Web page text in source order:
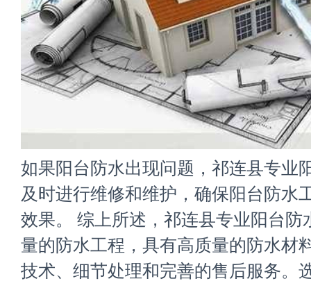
如果阳台防水出现问题，祁连县专业
及时进行维修和维护，确保阳台防水
效果。 综上所述，祁连县专业阳台防
量的防水工程，具有高质量的防水材
技术、细节处理和完善的售后服务。